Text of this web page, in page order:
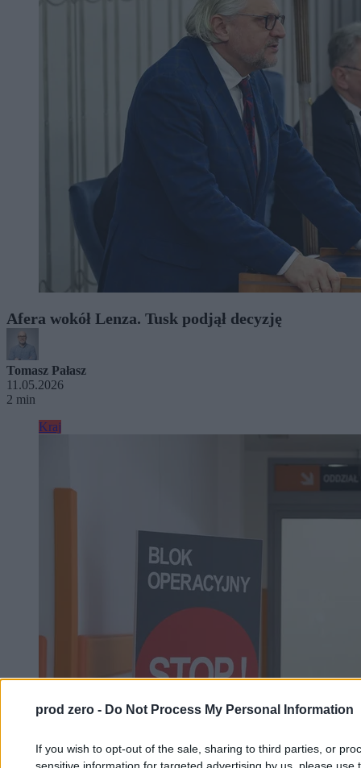
prod zero - Do Not Process My Personal Information
If you wish to opt-out of the sale, sharing to third parties, or
sensitive information for targeted advertising by us, please use
Afera wokół Lenza. Tusk podjął decyzję
Tomasz Pałasz
11.05.2026
2 min
Kraj